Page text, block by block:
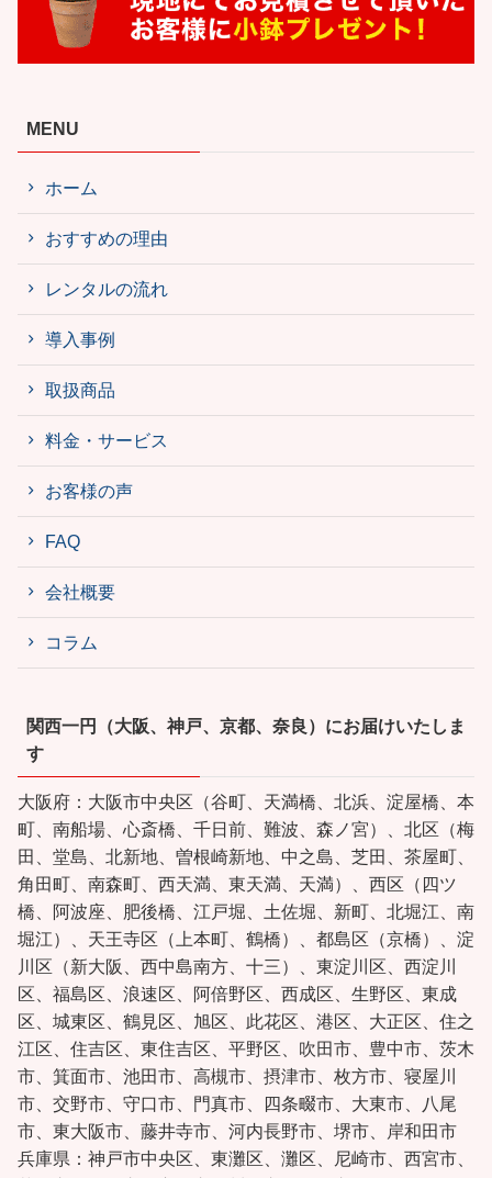
MENU
ホーム
おすすめの理由
レンタルの流れ
導入事例
取扱商品
料金・サービス
お客様の声
FAQ
会社概要
コラム
関西一円（大阪、神戸、京都、奈良）にお届けいたしま
す
大阪府：大阪市中央区（谷町、天満橋、北浜、淀屋橋、本
町、南船場、心斎橋、千日前、難波、森ノ宮）、北区（梅
田、堂島、北新地、曽根崎新地、中之島、芝田、茶屋町、
角田町、南森町、西天満、東天満、天満）、西区（四ツ
橋、阿波座、肥後橋、江戸堀、土佐堀、新町、北堀江、南
堀江）、天王寺区（上本町、鶴橋）、都島区（京橋）、淀
川区（新大阪、西中島南方、十三）、東淀川区、西淀川
区、福島区、浪速区、阿倍野区、西成区、生野区、東成
区、城東区、鶴見区、旭区、此花区、港区、大正区、住之
江区、住吉区、東住吉区、平野区、吹田市、豊中市、茨木
市、箕面市、池田市、高槻市、摂津市、枚方市、寝屋川
市、交野市、守口市、門真市、四条畷市、大東市、八尾
市、東大阪市、藤井寺市、河内長野市、堺市、岸和田市
兵庫県：神戸市中央区、東灘区、灘区、尼崎市、西宮市、